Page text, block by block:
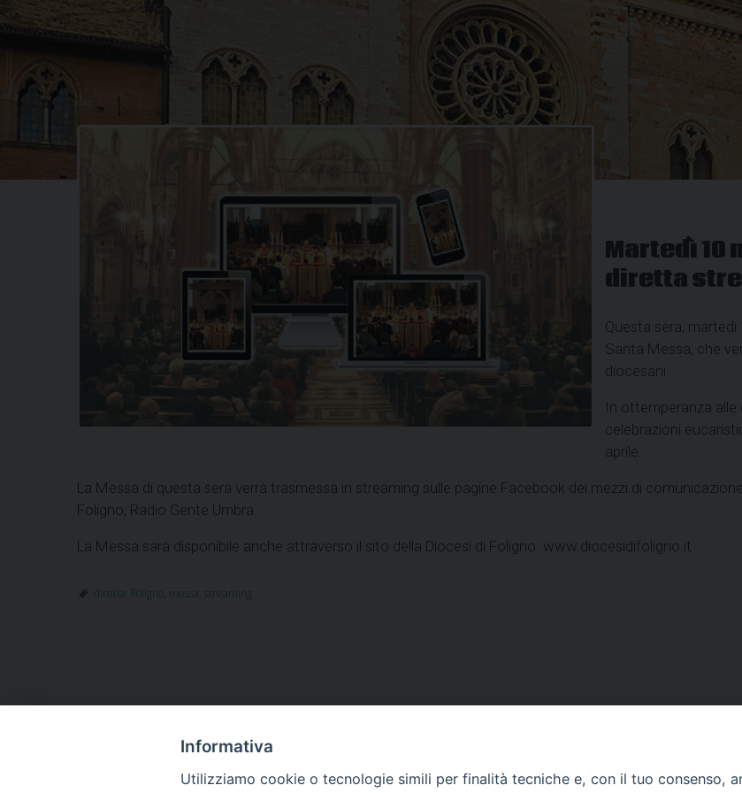
Martedì 10
diretta
Questa sera, martedì
Santa Messa, che
diocesani.
In ottemperanza alle
celebrazioni
aprile.
La Messa di questa sera verrà trasmessa in streaming sulle pagine Facebook dei mezzi di
Foligno, Radio Gente Umbra.
La Messa sarà disponibile anche attraverso il sito della Diocesi di Foligno: www.diocesidifoligno.it
diretta Foligno messa streaming
VESCOVO ORARI MESSE CURIA VESCOVILE TUTELA MINORI UFFICI
Informativa
Utilizziamo cookie o tecnologie simili per finalità tecniche e, con il tuo consenso,